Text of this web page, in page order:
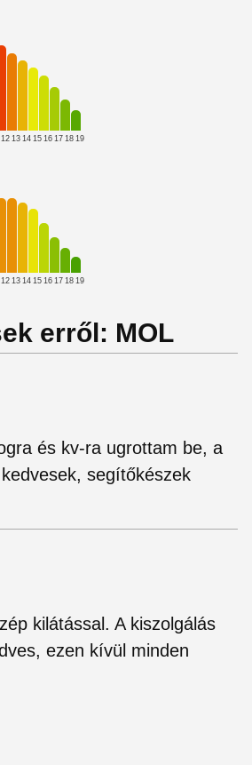
12 13 14 15 16 17 18 19
12 13 14 15 16 17 18 19
erről: MOL
és kv-ra ugrottam be, a
segítőkészek
kilátással. A kiszolgálás
ezen kívül minden